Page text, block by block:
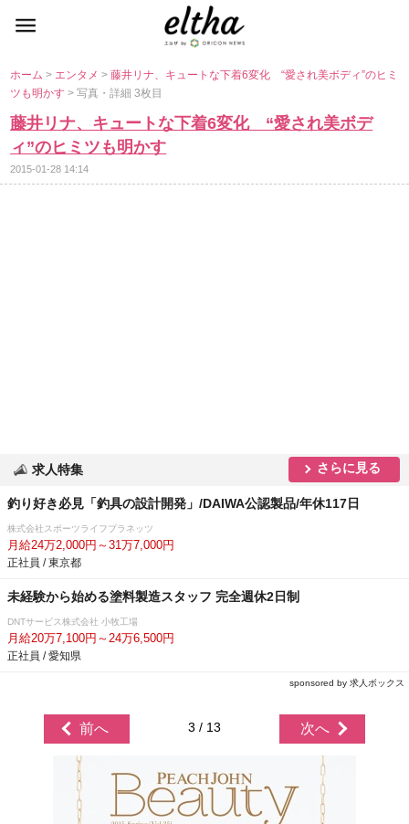
ホーム> エンタメ>藤井リナ、キュートな下着6変化 “愛され美ボディ”のヒミ
ツも明かす> 写真・詳細 3枚目
藤井リナ、キュートな下着6変化 “愛され美ボデ
ィ”のヒミツも明かす
2015-01-28 14:14
求人特集 さらに見る
釣り好き必見「釣具の設計開発」/DAIWA公認製品/年休117日
株式会社スポーツライフプラネッツ
月給24万2,000円～31万7,000円
正社員 / 東京都
未経験から始める塗料製造スタッフ 完全週休2日制
DNTサービス株式会社 小牧工場
月給20万7,100円～24万6,500円
正社員 / 愛知県
sponsored by 求人ボックス
前へ 3 / 13 次へ